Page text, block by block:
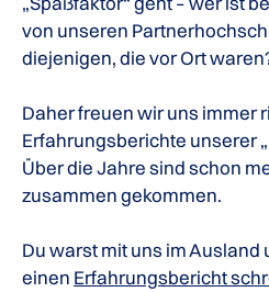
von unseren
diejenigen, die vor Ort
Daher freuen wir uns immer
Erfahrungsberichte unserer
Über die Jahre sind schon
zusammen gekommen.
Du warst mit uns im
einen Erfahrungsbericht